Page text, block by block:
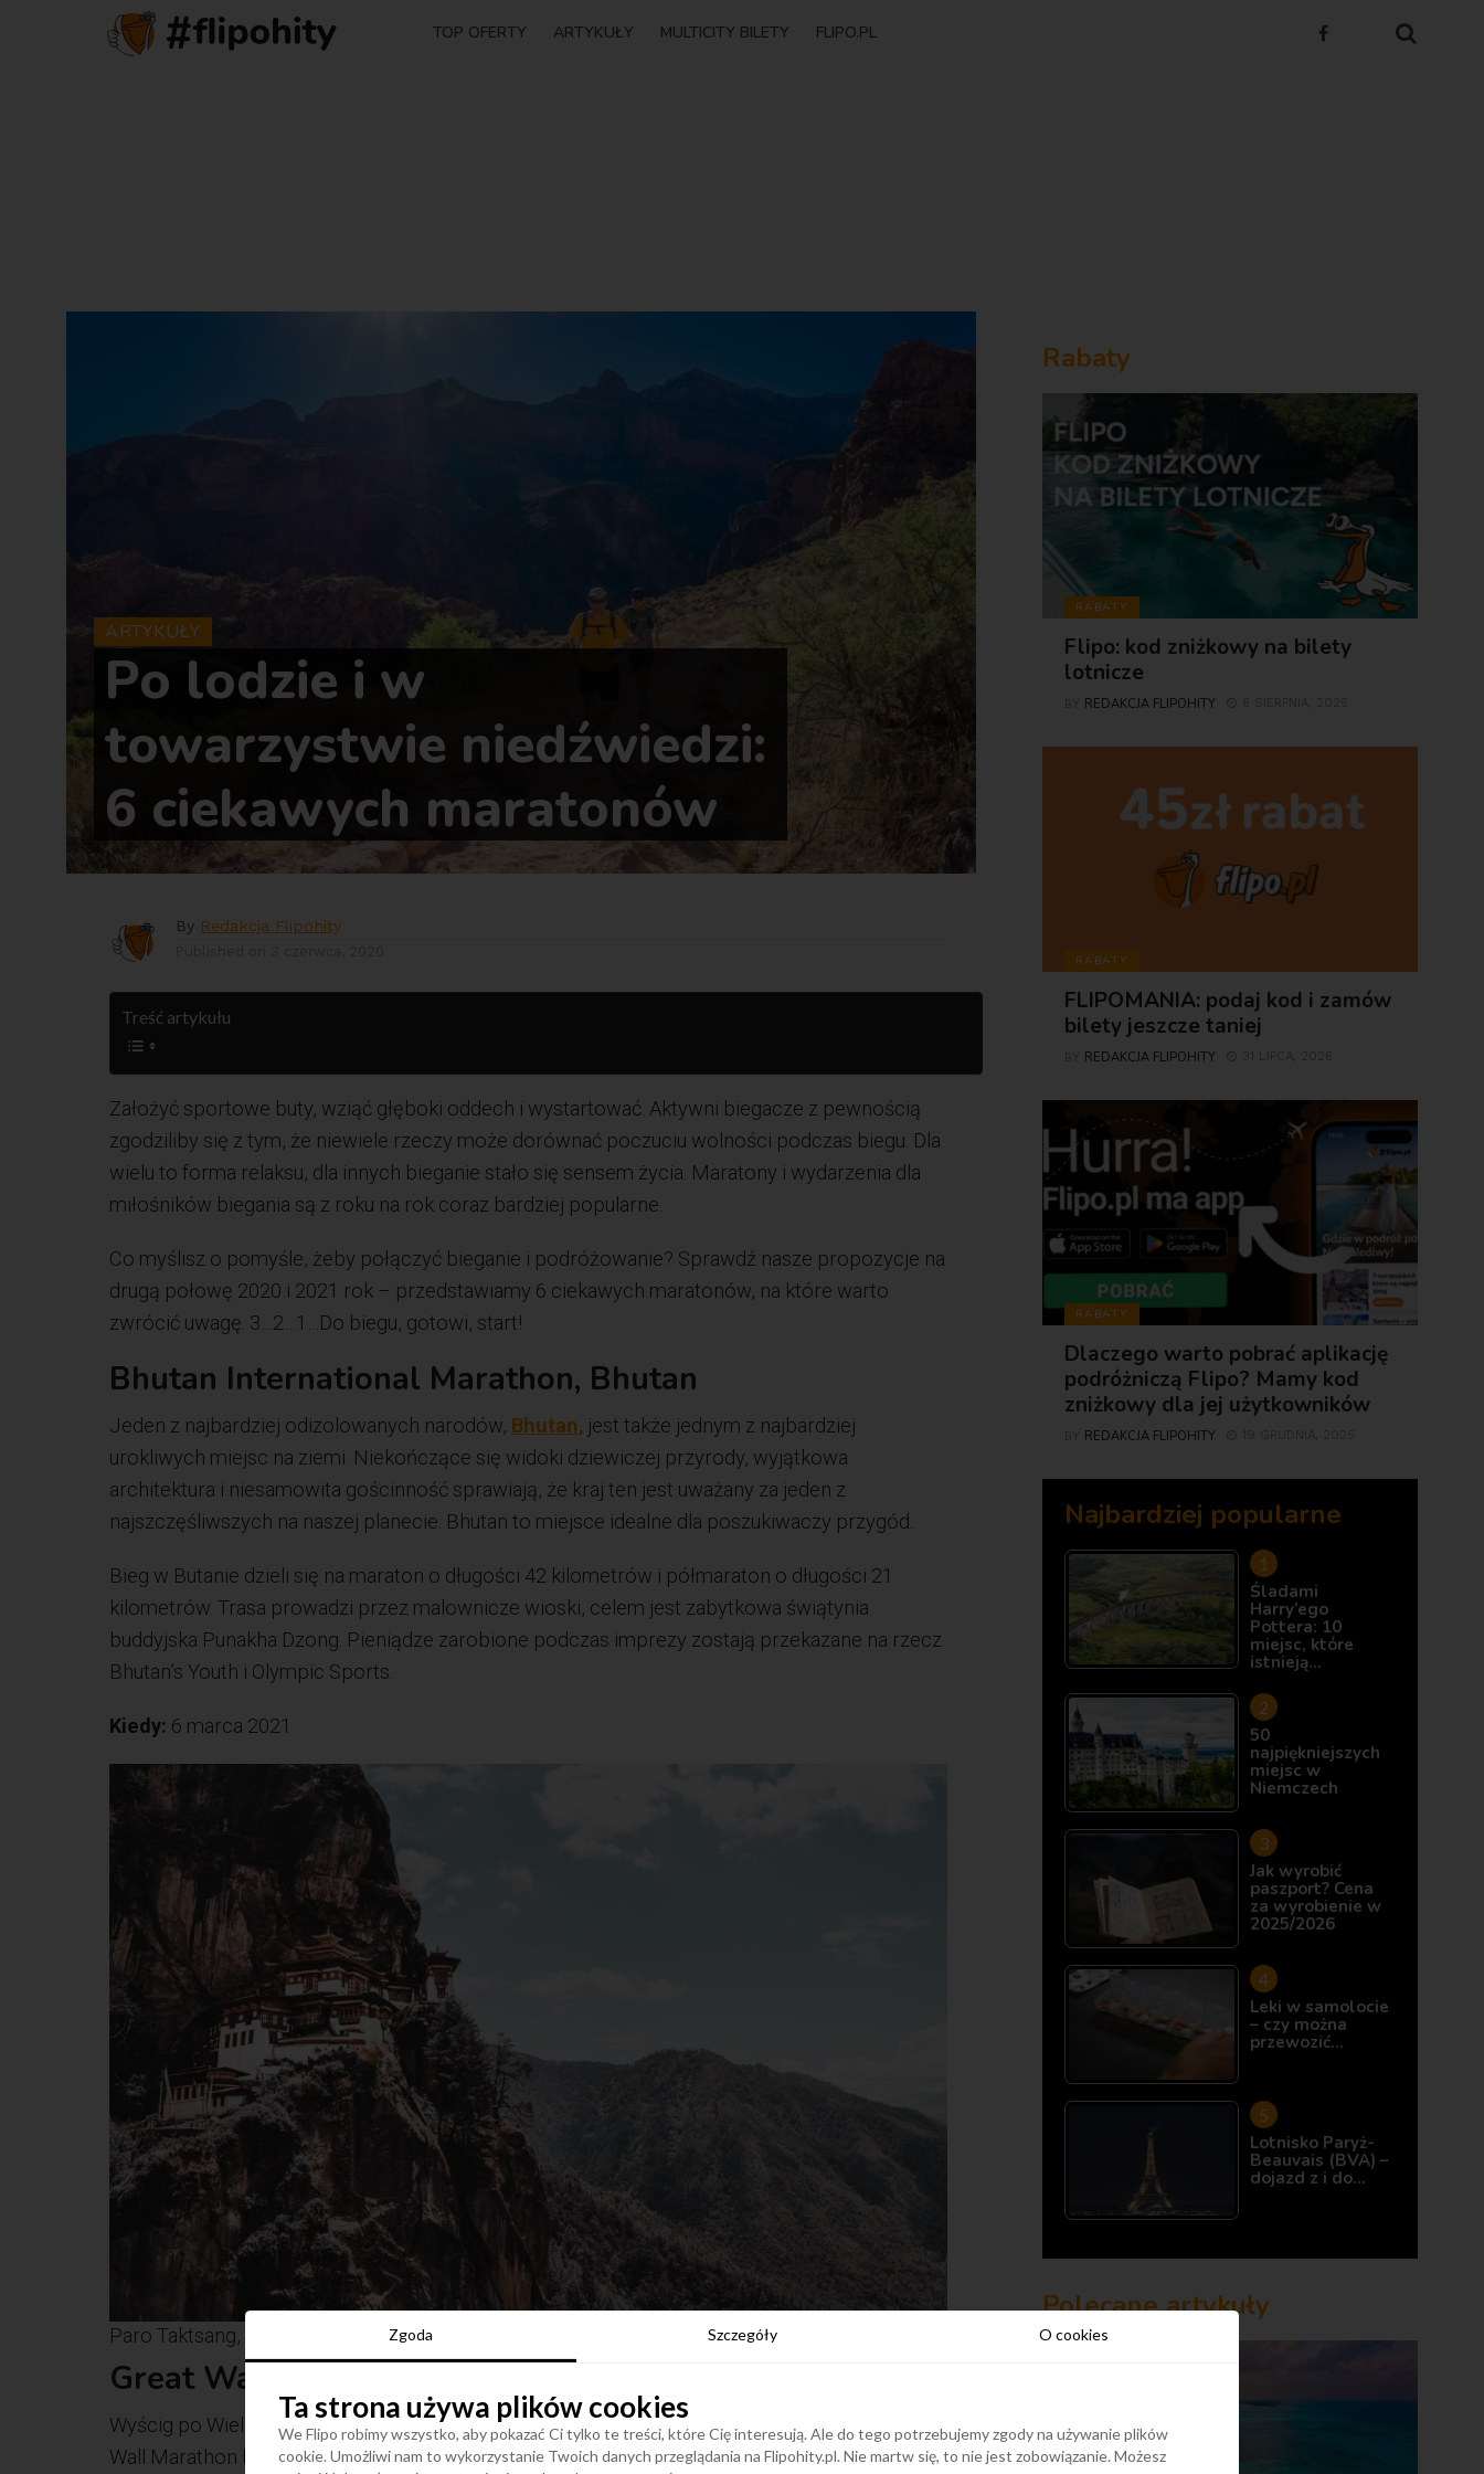
TOP OFERTY ARTYKUŁY MULTICITY BILETY FLIPO.PL
ARTYKUŁY
Po lodzie i w
towarzystwie niedźwiedzi:
6 ciekawych maratonów
By Redakcja Flipohity
Treść artykułu
Założyć sportowe buty, wziąć głęboki oddech i wystartować. Aktywni biegacze z pewnością
zgodziliby się z tym, że niewiele rzeczy może dorównać poczuciu wolności podczas biegu. Dla
wielu to forma relaksu, dla innych bieganie stało się sensem życia. Maratony i wydarzenia dla
miłośników biegania są z roku na rok coraz bardziej popularne.
Co myślisz o pomyśle, żeby połączyć bieganie i podróżowanie? Sprawdź nasze propozycje na
drugą połowę 2020 i 2021 rok – przedstawiamy 6 ciekawych maratonów, na które warto
zwrócić uwagę. 3…2…1…Do biegu, gotowi, start!
Bhutan International Marathon, Bhutan
Jeden z najbardziej odizolowanych narodów, Bhutan, jest także jednym z najbardziej
urokliwych miejsc na ziemi. Niekończące się widoki dziewiczej przyrody, wyjątkowa
architektura i niesamowita gościnność sprawiają, że kraj ten jest uważany za jeden z
najszczęśliwszych na naszej planecie. Bhutan to miejsce idealne dla poszukiwaczy przygód.
Bieg w Butanie dzieli się na maraton o długości 42 kilometrów i półmaraton o długości 21
kilometrów. Trasa prowadzi przez malownicze wioski, celem jest zabytkowa świątynia
buddyjska Punakha Dzong. Pieniądze zarobione podczas imprezy zostają przekazane na rzecz
Bhutan’s Youth i Olympic Sports.
Kiedy: 6 marca 2021
Paro Taktsang, Bhutan, fot. Sam Power Unsplash
Great Wall Marathon,
Wyścig po Wielkim Murze Chińskim to coś dla tych, którzy uwielbiają adrenalinę. Maraton Great
Wall Marathon był po raz pierwszy zorganizowany w 1999 roku – po dziś dzień uważany jest za
Rabaty
RABATY
Flipo: kod zniżkowy na bilety
lotnicze
REDAKCJA FLIPOHITY
RABATY
FLIPOMANIA: podaj kod i zamów
bilety jeszcze taniej
REDAKCJA FLIPOHITY
RABATY
Dlaczego warto pobrać aplikację
podróżniczą Flipo? Mamy kod
zniżkowy dla jej użytkowników
REDAKCJA FLIPOHITY
Najbardziej popularne
Śladami
Harry’ego
Pottera: 10
miejsc, które
istnieją…
50
najpiękniejszych
miejsc w
Niemczech
Jak wyrobić
paszport? Cena
za wyrobienie w
2025/2026
Leki w samolocie
– czy można
przewozić…
Lotnisko Paryż-
Beauvais (BVA) –
dojazd z i do…
Polecane artykuły
Zgoda Szczegóły O cookies
Ta strona używa plików cookies
We Flipo robimy wszystko, aby pokazać Ci tylko te treści, które Cię interesują. Ale do tego potrzebujemy zgody na używanie plików
cookie. Umożliwi nam to wykorzystanie Twoich danych przeglądania na Flipohity.pl. Nie martw się, to nie jest zobowiązanie. Możesz